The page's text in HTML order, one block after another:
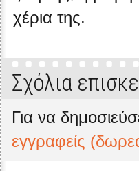
χέρια της.
Σχόλια
Για να
εγγραφείς